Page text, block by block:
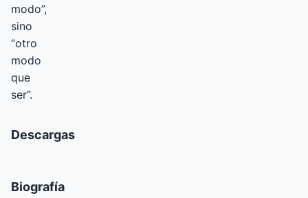
modo”,
sino
“otro
modo
que
ser”.
Descargas
Biografía